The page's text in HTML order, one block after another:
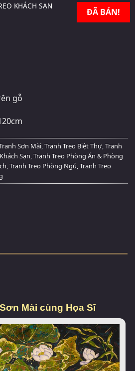
KHÁCH SẠN
gỗ
ĐÃ BÁN!
Sơn Mài,Tranh Treo Biệt Thự,Tranh
Sạn,Tranh Treo Phòng Ăn & Phòng
,Tranh Treo Phòng Ngủ,Tranh Treo
Mài cùng Họa Sĩ